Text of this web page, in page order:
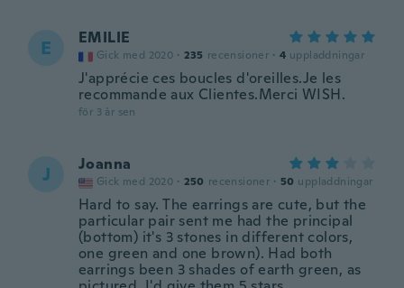
E EMILIE
Gick med 2020 · 235 recensioner · 4 uppladdningar
J'apprécie ces boucles d'oreilles.Je les
recommande aux Clientes.Merci WISH.
för 3 år sen
J Joanna
Gick med 2020 · 250 recensioner · 50 uppladdningar
Hard to say. The earrings are cute, but the
particular pair sent me had the principal
(bottom) it's 3 stones in different colors,
one green and one brown). Had both
earrings been 3 shades of earth green, as